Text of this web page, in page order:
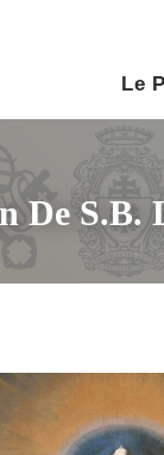
Le
De S.B.